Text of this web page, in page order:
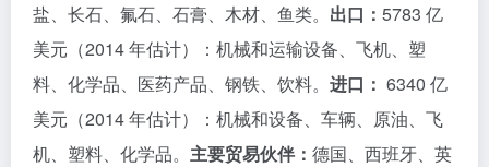
盐、长石、氟石、石膏、木材、鱼类。 出口： 5783 亿
美元（2014 年估计）：机械和运输设备、飞机、塑
料、化学品、医药产品、钢铁、饮料。 进口： 6340 亿
美元（2014 年估计）：机械和设备、车辆、原油、飞
机、塑料、化学品。 主要贸易伙伴： 德国、西班牙、英